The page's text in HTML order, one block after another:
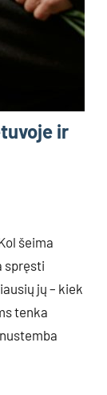
ir
šeima
spręsti
jų – kiek
tenka